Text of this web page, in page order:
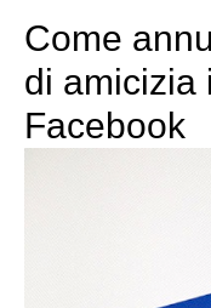
Come
di amicizia
Facebook